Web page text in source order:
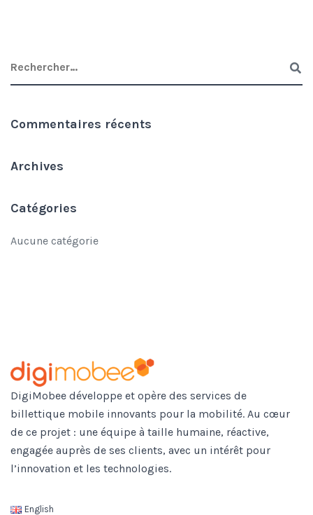
Commentaires récents
Archives
Catégories
Aucune catégorie
DigiMobee développe et opère des services de
billettique mobile innovants pour la mobilité. Au cœur
de ce projet : une équipe à taille humaine, réactive,
engagée auprès de ses clients, avec un intérêt pour
l’innovation et les technologies.
English